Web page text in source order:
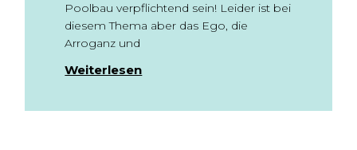
Poolbau verpflichtend sein! Leider ist bei
diesem Thema aber das Ego, die
Arroganz und
Weiterlesen